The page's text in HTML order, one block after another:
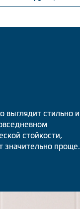
выглядит стильно и
стойкости,
значительно проще.